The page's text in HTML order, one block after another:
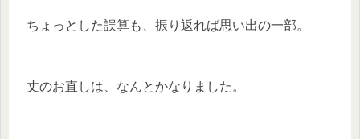
ちょっとした誤算も、振り返れば思い出の一部。
丈のお直しは、なんとかなりました。